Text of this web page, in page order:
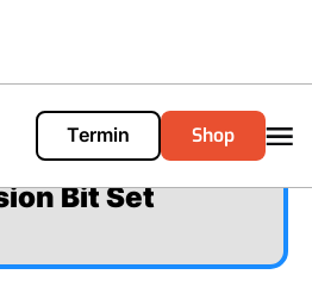
Termin Shop
Bit Set